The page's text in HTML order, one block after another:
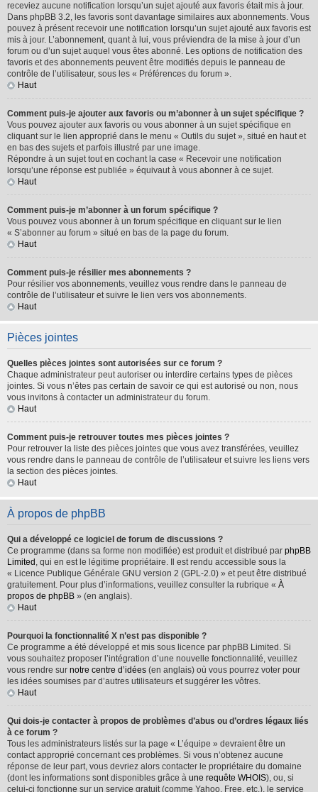
receviez aucune notification lorsqu’un sujet ajouté aux favoris était mis à jour.
Dans phpBB 3.2, les favoris sont davantage similaires aux abonnements. Vous
pouvez à présent recevoir une notification lorsqu’un sujet ajouté aux favoris est
mis à jour. L’abonnement, quant à lui, vous préviendra de la mise à jour d’un
forum ou d’un sujet auquel vous êtes abonné. Les options de notification des
favoris et des abonnements peuvent être modifiés depuis le panneau de
contrôle de l’utilisateur, sous les « Préférences du forum ».
Haut
Comment puis-je ajouter aux favoris ou m’abonner à un sujet spécifique ?
Vous pouvez ajouter aux favoris ou vous abonner à un sujet spécifique en
cliquant sur le lien approprié dans le menu « Outils du sujet », situé en haut et
en bas des sujets et parfois illustré par une image.
Répondre à un sujet tout en cochant la case « Recevoir une notification
lorsqu’une réponse est publiée » équivaut à vous abonner à ce sujet.
Haut
Comment puis-je m’abonner à un forum spécifique ?
Vous pouvez vous abonner à un forum spécifique en cliquant sur le lien
« S’abonner au forum » situé en bas de la page du forum.
Haut
Comment puis-je résilier mes abonnements ?
Pour résilier vos abonnements, veuillez vous rendre dans le panneau de
contrôle de l’utilisateur et suivre le lien vers vos abonnements.
Haut
Pièces jointes
Quelles pièces jointes sont autorisées sur ce forum ?
Chaque administrateur peut autoriser ou interdire certains types de pièces
jointes. Si vous n’êtes pas certain de savoir ce qui est autorisé ou non, nous
vous invitons à contacter un administrateur du forum.
Haut
Comment puis-je retrouver toutes mes pièces jointes ?
Pour retrouver la liste des pièces jointes que vous avez transférées, veuillez
vous rendre dans le panneau de contrôle de l’utilisateur et suivre les liens vers
la section des pièces jointes.
Haut
À propos de phpBB
Qui a développé ce logiciel de forum de discussions ?
Ce programme (dans sa forme non modifiée) est produit et distribué par phpBB
Limited , qui en est le légitime propriétaire. Il est rendu accessible sous la
« Licence Publique Générale GNU version 2 (GPL-2.0) » et peut être distribué
gratuitement. Pour plus d’informations, veuillez consulter la rubrique « À
propos de phpBB » (en anglais).
Haut
Pourquoi la fonctionnalité X n’est pas disponible ?
Ce programme a été développé et mis sous licence par phpBB Limited. Si
vous souhaitez proposer l’intégration d’une nouvelle fonctionnalité, veuillez
vous rendre sur notre centre d’idées (en anglais) où vous pourrez voter pour
les idées soumises par d’autres utilisateurs et suggérer les vôtres.
Haut
Qui dois-je contacter à propos de problèmes d’abus ou d’ordres légaux liés
à ce forum ?
Tous les administrateurs listés sur la page « L’équipe » devraient être un
contact approprié concernant ces problèmes. Si vous n’obtenez aucune
réponse de leur part, vous devriez alors contacter le propriétaire du domaine
(dont les informations sont disponibles grâce à une requête WHOIS), ou, si
celui-ci fonctionne sur un service gratuit (comme Yahoo, Free, etc.), le service